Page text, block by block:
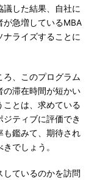
した結果、自社に
が急増しているMBA
ライズすることに
、このプログラム
の滞在時間が短かい
ことは、求めている
ティブに評価でき
も鑑みて、期待され
でしょう。
ているのかを訪問